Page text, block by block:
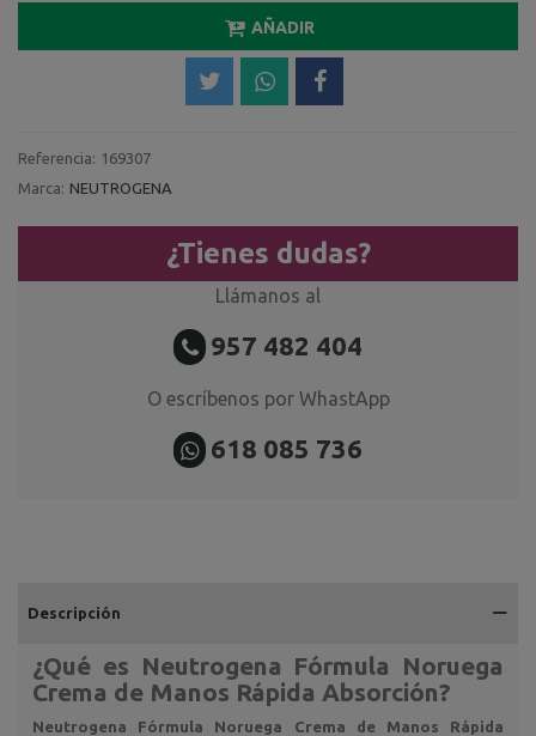
AÑADIR
Referencia: 169307
Marca: NEUTROGENA
¿Tienes dudas?
Llámanos al
957 482 404
O escríbenos por WhastApp
618 085 736
Descripción
¿Qué es Neutrogena Fórmula Noruega
Crema de Manos Rápida Absorción?
Neutrogena Fórmula Noruega Crema de Manos Rápida